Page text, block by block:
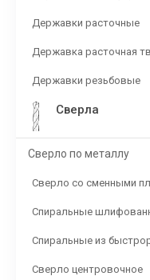
Державки расточные
Державка расточная
Державки резьбовые
Сверла
Сверло по металлу
Сверло со сменными
Спиральные
Спиральные из
Сверло центровочное